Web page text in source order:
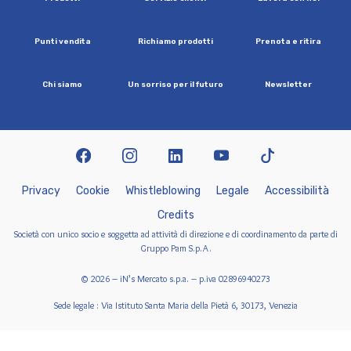
Puntivendita Richiamo prodotti Prenota e ritira
Chi siamo Un sorriso per ilfuturo Newsletter
© 2026 – iN’s Mercato s.p.a. – p.iva 02896940273
Sede legale : Via Istituto Santa Maria della Pietà 6, 30173, Venezia
Privacy Cookie Whist eb owing Lega e Accessibi ità
Credits
Società con unico socio e soggetta ad attività di direzione e di coordinamento da parte di
Gruppo Pam S.p.A.
facebookinstagramlinkedin youtubetiktok